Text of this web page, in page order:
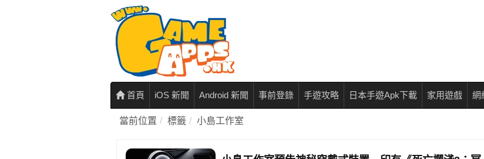
首頁 iOS 新聞 Android 新聞 事前登錄 手遊攻略 日本手遊Apk下載 家用遊戲 網
當前位置 標籤 小島工作室